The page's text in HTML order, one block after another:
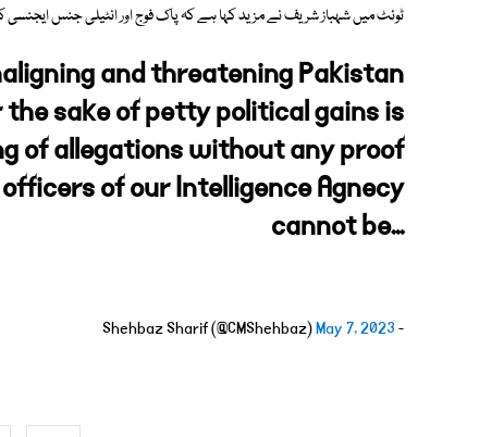
ٹوئٹ میں شہباز شریف نے مزید کہا ہے کہ پاک فوج اور انٹیلی جنس ایجنسی
and threatening Pakistan
sake of petty political gains is
of allegations without any proof
of our Intelligence Agnecy
cannot be...
- Shehbaz Sharif (@CMShehbaz)
May 7, 2023